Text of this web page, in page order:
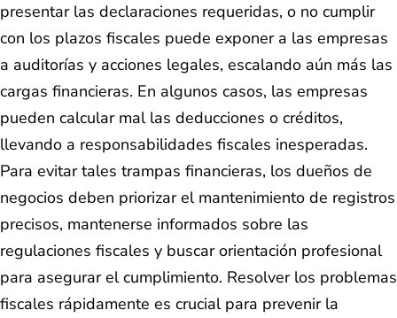
presentar las declaraciones requeridas, o no cumplir
con los plazos fiscales puede exponer a las empresas
a auditorías y acciones legales, escalando aún más las
cargas financieras. En algunos casos, las empresas
pueden calcular mal las deducciones o créditos,
llevando a responsabilidades fiscales inesperadas.
Para evitar tales trampas financieras, los dueños de
negocios deben priorizar el mantenimiento de registros
precisos, mantenerse informados sobre las
regulaciones fiscales y buscar orientación profesional
para asegurar el cumplimiento. Resolver los problemas
fiscales rápidamente es crucial para prevenir la